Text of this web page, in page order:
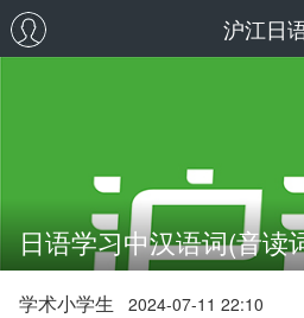
沪江日
日语学习中汉语词(音读
学术小学生 2024-07-11 22:10